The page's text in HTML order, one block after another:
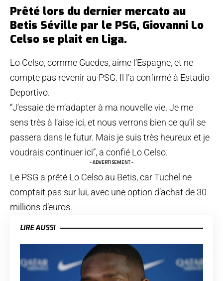
Prêté lors du dernier mercato au
Betis Séville par le PSG, Giovanni Lo
Celso se plait en Liga.
Lo Celso, comme Guedes, aime l’Espagne, et ne
compte pas revenir au PSG. Il l’a confirmé à Estadio
Deportivo.
“J’essaie de m’adapter à ma nouvelle vie. Je me
sens très à l’aise ici, et nous verrons bien ce qu’il se
passera dans le futur. Mais je suis très heureux et je
voudrais continuer ici”, a confié Lo Celso.
- ADVERTISEMENT -
Le PSG a prêté Lo Celso au Betis, car Tuchel ne
comptait pas sur lui, avec une option d’achat de 30
millions d’euros.
LIRE AUSSI